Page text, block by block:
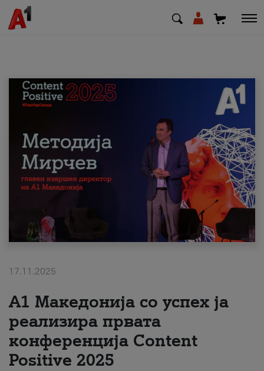
МК EN
Приватни Деловни
Поддршка
Надополни кредит
#ПодобарОнлајн
17.11.2025
А1 Македонија со успех ја
реализира првата
конференција Content
Positive 2025